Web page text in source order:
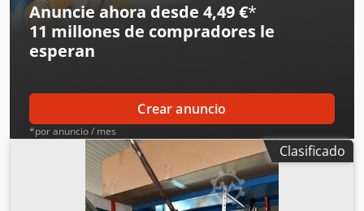
Anuncie ahora desde 4,49 €*
11 millones de compradores le
esperan
Crear anuncio
*por anuncio / mes
Clasificado